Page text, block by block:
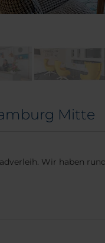
Mitte
Wir haben